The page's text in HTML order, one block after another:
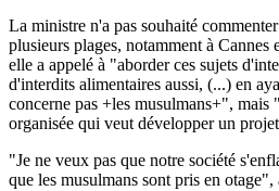
La ministre n'a pas souhaité
plusieurs plages, notamment à
elle a appelé à "aborder ces sujets
d'interdits alimentaires aussi, (...) en
concerne pas +les musulmans+",
organisée qui veut développer un
"Je ne veux pas que notre société
que les musulmans sont pris en